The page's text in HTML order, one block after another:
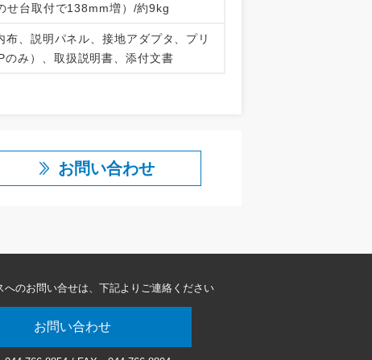
台取付で138mm増）/約9kg
、説明パネル、接地アダプタ、プリ
み）、取扱説明書、添付文書
お問い合わせ
のお問い合せは、 下記よりご連絡ください
お問い合わせ